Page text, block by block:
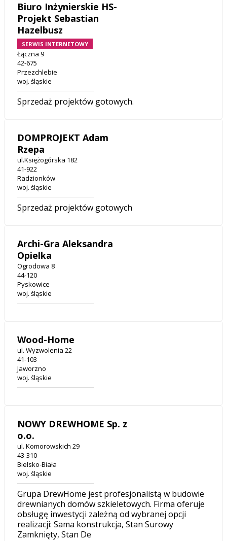
Biuro Inżynierskie HS-
Projekt Sebastian
Hazelbusz
SERWIS INTERNETOWY
Łączna 9
42-675
Przezchlebie
woj. śląskie
Sprzedaż projektów gotowych.
DOMPROJEKT Adam
Rzepa
ul.Księżogórska 182
41-922
Radzionków
woj. śląskie
Sprzedaż projektów gotowych
Archi-Gra Aleksandra
Opielka
Ogrodowa 8
44-120
Pyskowice
woj. śląskie
Wood-Home
ul. Wyzwolenia 22
41-103
Jaworzno
woj. śląskie
NOWY DREWHOME Sp. z
o.o.
ul. Komorowskich 29
43-310
Bielsko-Biała
woj. śląskie
Grupa DrewHome jest profesjonalistą w budowie
drewnianych domów szkieletowych. Firma oferuje
obsługę inwestycji zależną od wybranej opcji
realizacji: Sama konstrukcja, Stan Surowy
Zamknięty, Stan De